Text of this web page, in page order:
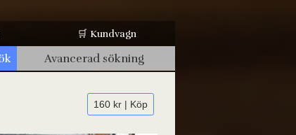
🛒 Kundvagn
Avancerad sökning
160 kr | Köp